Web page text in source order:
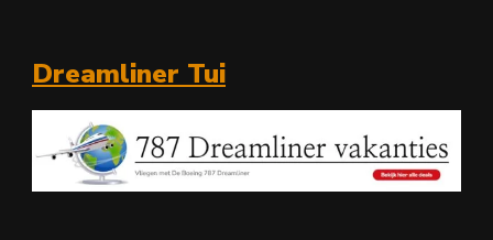
Dreamliner Tui